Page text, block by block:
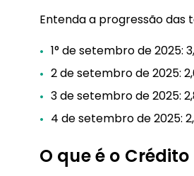
Entenda a progressão das
1° de setembro de 2025:
2 de setembro de 2025:
3 de setembro de 2025:
4 de setembro de 2025:
O que é o